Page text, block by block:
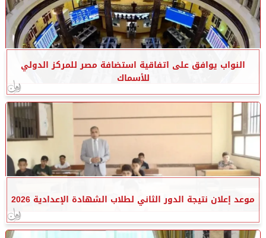
النواب يوافق على اتفاقية استضافة مصر للمركز الدولي
للأسماك
موعد إعلان نتيجة الدور الثاني لطلاب الشهادة الإعدادية 2026